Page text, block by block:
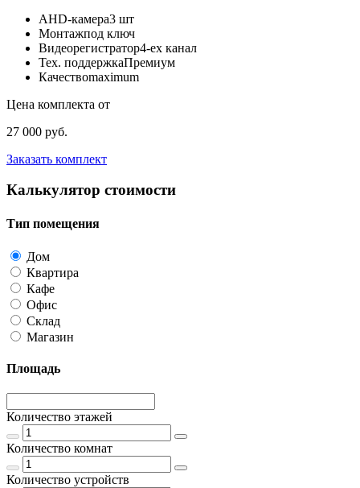
AHD-камера3 шт
Монтажпод ключ
Видеорегистратор4-ех канал
Тех. поддержкаПремиум
Качествоmaximum
Цена комплекта от
27 000 руб.
Заказать комплект
Калькулятор стоимости
Тип помещения
Дом
Квартира
Кафе
Офис
Склад
Магазин
Площадь
Количество этажей
Количество комнат
Количество устройств